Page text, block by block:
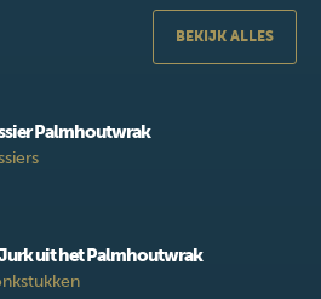
BEKIJK ALLES
Palmhoutwrak
uit het Palmhoutwrak